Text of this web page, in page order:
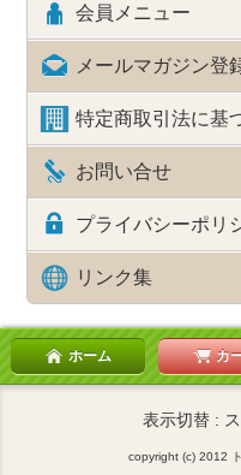
会員メニュー
メールマガジン登
特定商取引法に基
お問い合せ
プライバシーポリ
リンク集
ホーム カ
表示切替 :
copyright (c) 2012